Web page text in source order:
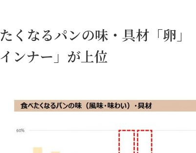
くなるパンの味・具材「卵」
ンナー」が上位